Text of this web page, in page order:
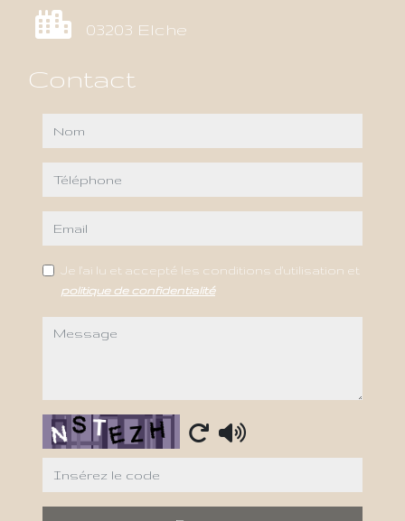
03203 Elche
Contact
nom
téléphone
email
Je l'ai lu et accepté les conditions d'utilisation et
politique de confidentialité
message
Captcha